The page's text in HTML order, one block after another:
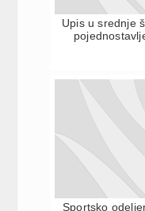
Upis u srednje
Sportsko